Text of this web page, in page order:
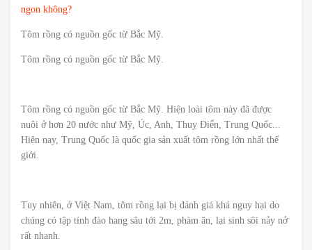
ngon không?
Tôm rồng có nguồn gốc từ Bắc Mỹ.
Tôm rồng có nguồn gốc từ Bắc Mỹ.
Tôm rồng có nguồn gốc từ Bắc Mỹ. Hiện loài tôm này đã được
nuôi ở hơn 20 nước như Mỹ, Úc, Anh, Thuỵ Điển, Trung Quốc...
Hiện nay, Trung Quốc là quốc gia sản xuất tôm rồng lớn nhất thế
giới.
Tuy nhiên, ở Việt Nam, tôm rồng lại bị đánh giá khá nguy hại do
chúng có tập tính đào hang sâu tới 2m, phàm ăn, lại sinh sôi nảy nở
rất nhanh.